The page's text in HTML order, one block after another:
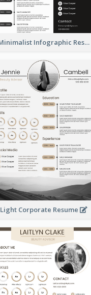
Minimalist Infographic Resume
Light Corporate Resume